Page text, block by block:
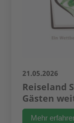
21.05.2026
Reiseland
Gästen
Mehr